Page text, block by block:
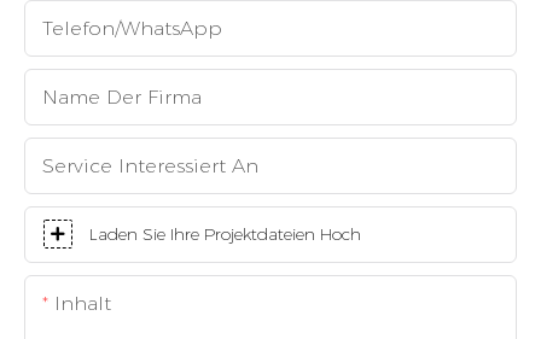
Telefon/WhatsApp
Name Der Firma
Service Interessiert An
Laden Sie Ihre Projektdateien Hoch
Inhalt